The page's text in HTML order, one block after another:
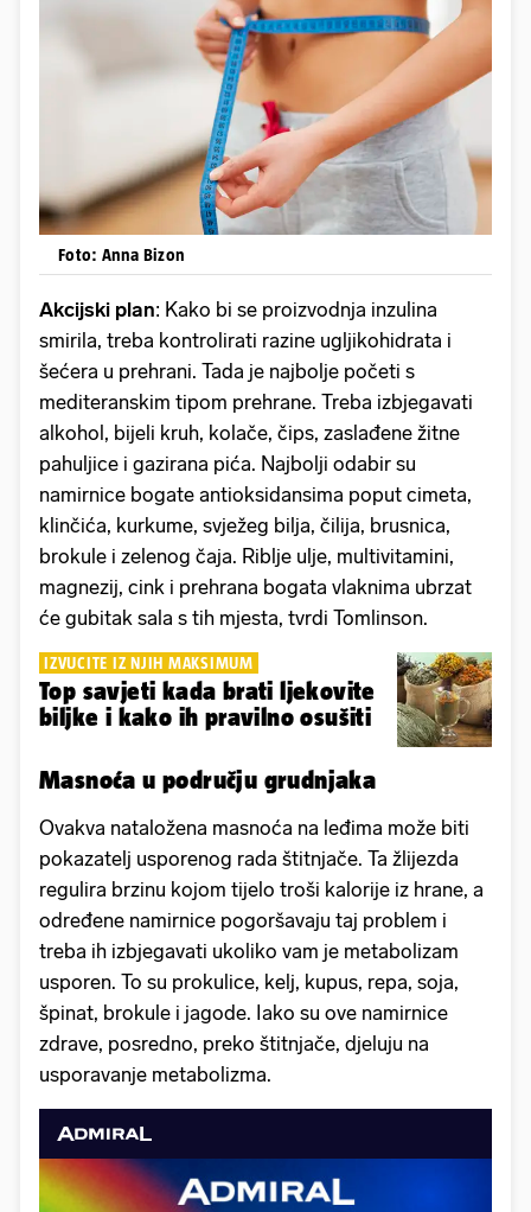
Foto: Anna Bizon
Akcijski plan: Kako bi se proizvodnja inzulina
smirila, treba kontrolirati razine ugljikohidrata i
šećera u prehrani. Tada je najbolje početi s
mediteranskim tipom prehrane. Treba izbjegavati
alkohol, bijeli kruh, kolače, čips, zaslađene žitne
pahuljice i gazirana pića. Najbolji odabir su
namirnice bogate antioksidansima poput cimeta,
klinčića, kurkume, svježeg bilja, čilija, brusnica,
brokule i zelenog čaja. Riblje ulje, multivitamini,
magnezij, cink i prehrana bogata vlaknima ubrzat
će gubitak sala s tih mjesta, tvrdi Tomlinson.
IZVUCITE IZ NJIH MAKSIMUM
Top savjeti kada brati ljekovite
biljke i kako ih pravilno osušiti
Masnoća u području grudnjaka
Ovakva nataložena masnoća na leđima može biti
pokazatelj usporenog rada štitnjače. Ta žlijezda
regulira brzinu kojom tijelo troši kalorije iz hrane, a
određene namirnice pogoršavaju taj problem i
treba ih izbjegavati ukoliko vam je metabolizam
usporen. To su prokulice, kelj, kupus, repa, soja,
špinat, brokule i jagode. Iako su ove namirnice
zdrave, posredno, preko štitnjače, djeluju na
usporavanje metabolizma.